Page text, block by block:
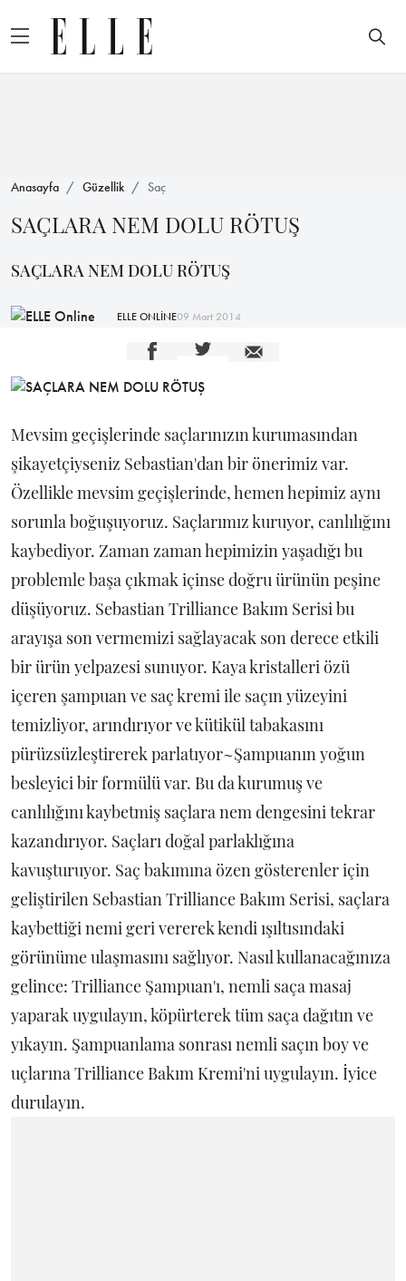
Anasayfa Güzellik Saç
SAÇLARA NEM DOLU RÖTUŞ
SAÇLARA NEM DOLU RÖTUŞ
ELLE ONLİNE09 Mart 2014
Mevsim geçişlerinde saçlarınızın kurumasından
şikayetçiyseniz Sebastian'dan bir önerimiz var.
Özellikle mevsim geçişlerinde, hemen hepimiz aynı
sorunla boğuşuyoruz. Saçlarımız kuruyor, canlılığını
kaybediyor. Zaman zaman hepimizin yaşadığı bu
problemle başa çıkmak içinse doğru ürünün peşine
düşüyoruz. Sebastian Trilliance Bakım Serisi bu
arayışa son vermemizi sağlayacak son derece etkili
bir ürün yelpazesi sunuyor. Kaya kristalleri özü
içeren şampuan ve saç kremi ile saçın yüzeyini
temizliyor, arındırıyor ve kütikül tabakasını
pürüzsüzleştirerek parlatıyor~Şampuanın yoğun
besleyici bir formülü var. Bu da kurumuş ve
canlılığını kaybetmiş saçlara nem dengesini tekrar
kazandırıyor. Saçları doğal parlaklığına
kavuşturuyor. Saç bakımına özen gösterenler için
geliştirilen Sebastian Trilliance Bakım Serisi, saçlara
kaybettiği nemi geri vererek kendi ışıltısındaki
görünüme ulaşmasını sağlıyor. Nasıl kullanacağınıza
gelince: Trilliance Şampuan'ı, nemli saça masaj
yaparak uygulayın, köpürterek tüm saça dağıtın ve
yıkayın. Şampuanlama sonrası nemli saçın boy ve
uçlarına Trilliance Bakım Kremi'ni uygulayın. İyice
durulayın.